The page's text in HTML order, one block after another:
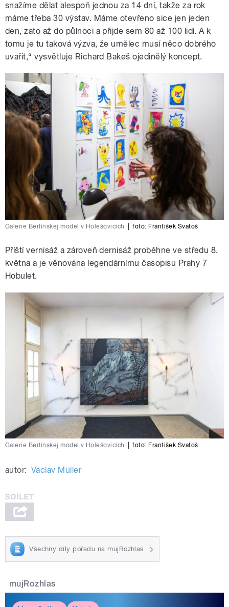
snažíme dělat alespoň jednou za 14 dní, takže za rok
máme třeba 30 výstav. Máme otevřeno sice jen jeden
den, zato až do půlnoci a přijde sem 80 až 100 lidí. A k
tomu je tu taková výzva, že umělec musí něco dobrého
uvařit,“ vysvětluje Richard Bakeš ojedinělý koncept.
Galerie Berlínskej model v Holešovicích foto:František Svatoš
Příští vernisáž a zároveň dernisáž proběhne ve středu 8.
května a je věnována legendárnímu časopisu Prahy 7
Hobulet.
Galerie Berlínskej model v Holešovicích foto: František Svatoš
autor: Václav Müller
Všechny díly pořadu na mujRozhlas
mujRozhlas